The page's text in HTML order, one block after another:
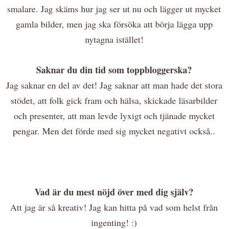
smalare. Jag skäms hur jag ser ut nu och lägger ut mycket
gamla bilder, men jag ska försöka att börja lägga upp
nytagna istället!
Saknar du din tid som toppbloggerska?
Jag saknar en del av det! Jag saknar att man hade det stora
stödet, att folk gick fram och hälsa, skickade läsarbilder
och presenter, att man levde lyxigt och tjänade mycket
pengar. Men det förde med sig mycket negativt också..
Vad är du mest nöjd över med dig själv?
Att jag är så kreativ! Jag kan hitta på vad som helst från
ingenting! :)